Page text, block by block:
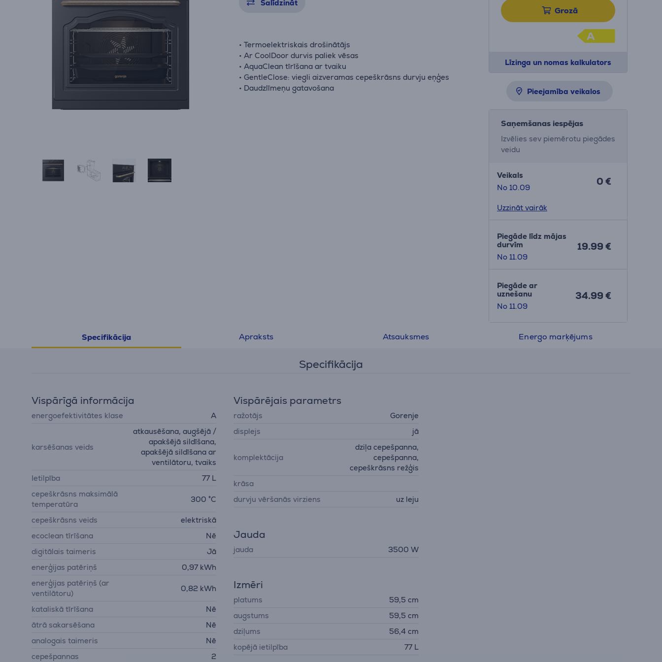
Salīdzināt
• Termoelektriskais drošinātājs
• Ar CoolDoor durvis paliek vēsas
• AquaClean tīrīšana ar tvaiku
• GentleClose: viegli aizveramas cepeškrāsns durvju eņģes
• Daudzlīmeņu gatavošana
Grozā
A
Līzinga un nomas kalkulators
Pieejamība veikalos
Saņemšanas iespējas
Izvēlies sev piemērotu piegādes
veidu
Veikals
No 10.09
0 €
Uzzināt vairāk
Piegāde līdz mājas
durvīm
No 11.09
19.99 €
Piegāde ar
uznešanu
No 11.09
34.99 €
Specifikācija Apraksts Atsauksmes Energo marķējums
Specifikācija
Vispārīgā informācija
energoefektivitātes klase A
karsēšanas veids
atkausēšana, augšējā /
apakšējā sildīšana,
apakšējā sildīšana ar
ventilātoru, tvaiks
Ietilpība
77 L
cepeškrāsns maksimālā
temperatūra
300 °C
cepeškrāsns veids
elektriskā
ecoclean tīrīšana
Nē
digitālais taimeris
Jā
enerģijas patēriņš
0,97 kWh
enerģijas patēriņš (ar
ventilātoru)
0,82 kWh
kataliskā tīrīšana
Nē
ātrā sakarsēšana
Nē
analogais taimeris
Nē
cepešpannas
2
Vispārējais parametrs
ražotājs
Gorenje
displejs
jā
komplektācija
dziļa cepešpanna,
cepešpanna,
cepeškrāsns režģis
krāsa
durvju vēršanās virziens
uz leju
Jauda
jauda 3500 W
Izmēri
platums
59,5 cm
augstums
59,5 cm
dziļums
56,4 cm
kopējā ietilpība
77 L